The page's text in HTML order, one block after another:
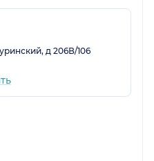
д 206В/106